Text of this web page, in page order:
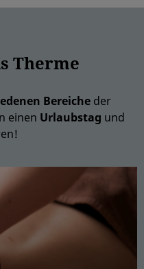
Therme
Bereiche der
einen Urlaubstag und